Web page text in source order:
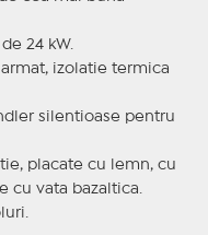
24 kW.
izolatie termica
silentioase pentru
placate cu lemn, cu
cu vata bazaltica.